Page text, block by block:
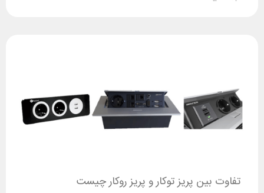
تفاوت بین پریز توکار و پریز روکار چیست